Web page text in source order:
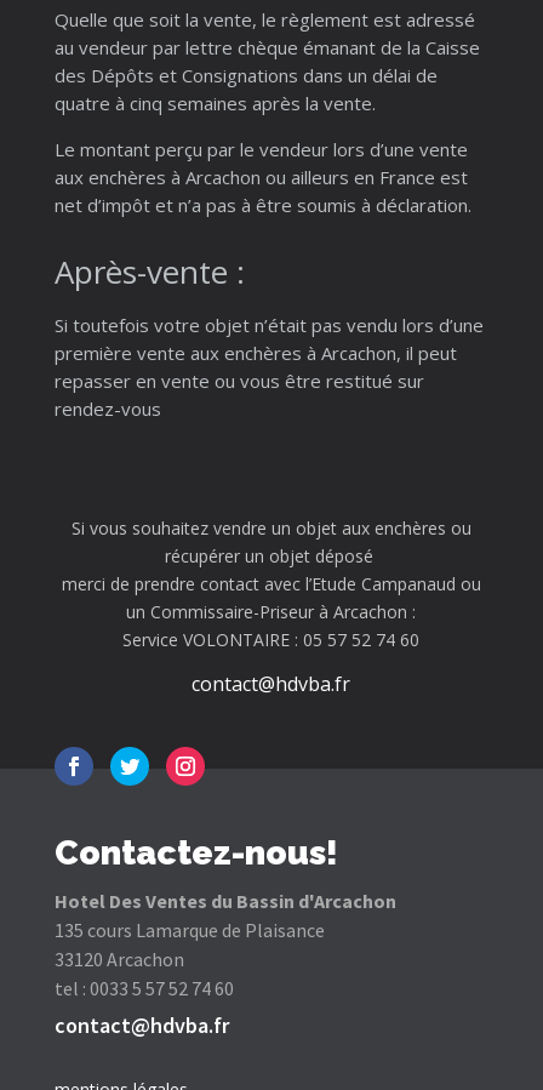
Quelle que soit la vente, le règlement est adressé
au vendeur par lettre chèque émanant de la Caisse
des Dépôts et Consignations dans un délai de
quatre à cinq semaines après la vente.
Le montant perçu par le vendeur lors d’une vente
aux enchères à Arcachon ou ailleurs en France est
net d’impôt et n’a pas à être soumis à déclaration.
Après-vente :
Si toutefois votre objet n’était pas vendu lors d’une
première vente aux enchères à Arcachon, il peut
repasser en vente ou vous être restitué sur
rendez-vous
Si vous souhaitez vendre un objet aux enchères ou
récupérer un objet déposé
merci de prendre contact avec l’Etude Campanaud ou
un Commissaire-Priseur à Arcachon :
Service VOLONTAIRE : 05 57 52 74 60
contact@hdvba.fr
Contactez-nous!
Hotel Des Ventes du Bassin d'Arcachon
135 cours Lamarque de Plaisance
33120 Arcachon
tel : 0033 5 57 52 74 60
contact@hdvba.fr